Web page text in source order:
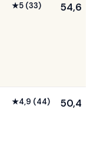
★5 (33) 54,6
★4,9 (44) 50,4